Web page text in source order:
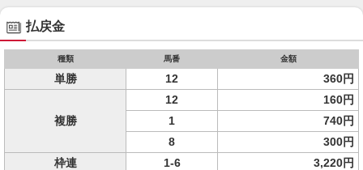
払戻金
種類 馬番 金額
単勝 12 360円
複勝
12
160円
1
740円
8
300円
枠連
1-6
3,220円